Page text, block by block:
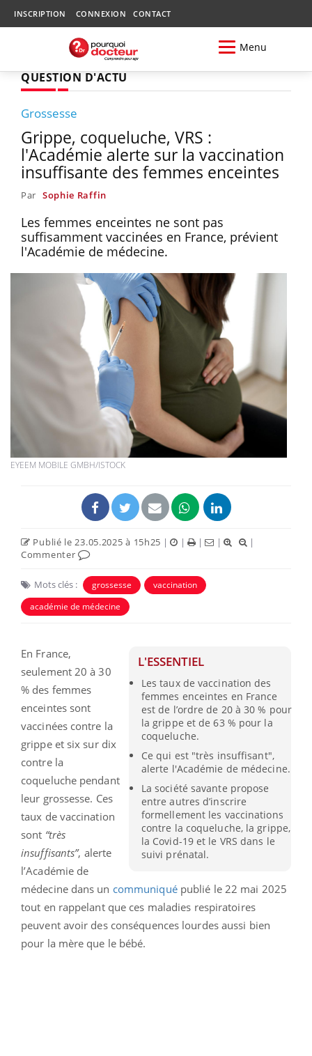
INSCRIPTION CONNEXION CONTACT
Menu
QUESTION D'ACTU
Grossesse
Grippe, coqueluche, VRS :
l'Académie alerte sur la vaccination
insuffisante des femmes enceintes
Par Sophie Raffin
Les femmes enceintes ne sont pas
suffisamment vaccinées en France, prévient
l'Académie de médecine.
EYEEM MOBILE GMBH/ISTOCK
Publié le 23.05.2025 à 15h25 | | | |
|
Commenter
Mots clés : grossesse
vaccination
académie de médecine
L'ESSENTIEL
Les taux de vaccination des
femmes enceintes en France
est de l’ordre de 20 à 30 % pour
la grippe et de 63 % pour la
coqueluche.
Ce qui est "très insuffisant",
alerte l'Académie de médecine.
La société savante propose
entre autres d’inscrire
formellement les vaccinations
contre la coqueluche, la grippe,
la Covid-19 et le VRS dans le
suivi prénatal.
En France,
seulement 20 à 30
% des femmes
enceintes sont
vaccinées contre la
grippe et six sur dix
contre la
coqueluche pendant
leur grossesse. Ces
taux de vaccination
sont “très
insuffisants”, alerte
l’Académie de
médecine dans un communiquépublié le 22 mai 2025
tout en rappelant que ces maladies respiratoires
peuvent avoir des conséquences lourdes aussi bien
pour la mère que le bébé.